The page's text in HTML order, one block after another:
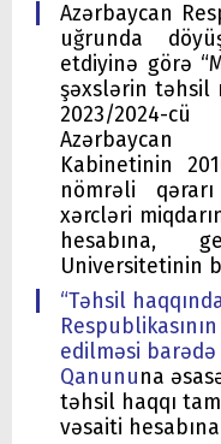
Azərbaycan
uğrunda
etdiyinə görə
şəxslərin təhsil
2023/2024-
Azərbaycan
Kabinetinin
nömrəli
xərcləri
hesabına,
Universitetinin
“Təhsil
edilməsi barədə
Qanununa
təhsil haqqı
vəsaiti